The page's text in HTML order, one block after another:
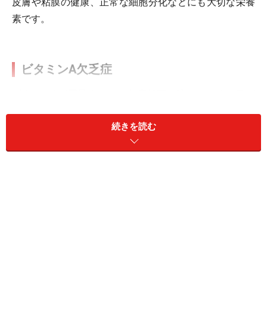
素です。
ビタミンA欠乏症
ンA不足は先進国では少ないですが、開発途上国ではま
だ多く、世界的にはビタミンA不足が子供が失明する一
続きを読む